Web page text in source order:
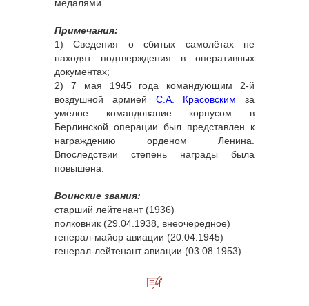
медалями.
Примечания:
1) Сведения о сбитых самолётах не
находят подтверждения в оперативных
документах;
2) 7 мая 1945 года командующим 2-й
воздушной армией С.А. Красовским за
умелое командование корпусом в
Берлинской операции был представлен к
награждению орденом Ленина.
Впоследствии степень награды была
повышена.
Воинские звания:
старший лейтенант (1936)
полковник (29.04.1938, внеочередное)
генерал-майор авиации (20.04.1945)
генерал-лейтенант авиации (03.08.1953)